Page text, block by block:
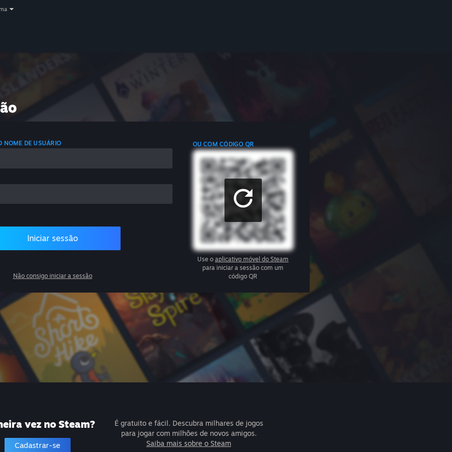
NOME DE USUÁRIO
Iniciar sessão
Não consigo iniciar a sessão
OU COM CÓDIGO QR
Use o aplicativo móvel do Steam
para iniciar a sessão com um
código QR
vez no Steam?
Cadastrar-se
É gratuito e fácil. Descubra milhares de jogos
para jogar com milhões de novos amigos.
Saiba mais sobre o Steam